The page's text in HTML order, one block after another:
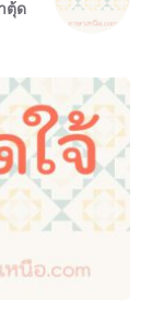
ตุ้ด